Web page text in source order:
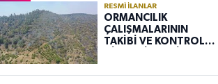
RESMI İLANLAR
ORMANCILIK
ÇALIŞMALARININ
TAKİBİ VE KONTROLÜ